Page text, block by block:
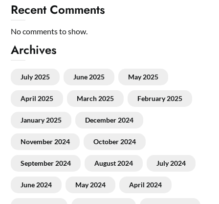
Recent Comments
No comments to show.
Archives
July 2025 June 2025 May 2025
April 2025 March 2025 February 2025
January 2025 December 2024
November 2024 October 2024
September 2024 August 2024 July 2024
June 2024 May 2024 April 2024